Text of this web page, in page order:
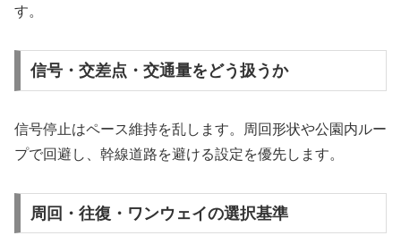
す。
信号・交差点・交通量をどう扱うか
信号停止はペース維持を乱します。周回形状や公園内ルー
プで回避し、幹線道路を避ける設定を優先します。
周回・往復・ワンウェイの選択基準